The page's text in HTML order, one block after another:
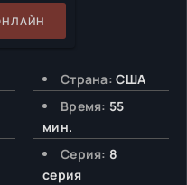
Страна: США
Время: 55
мин.
Серия: 8
серия